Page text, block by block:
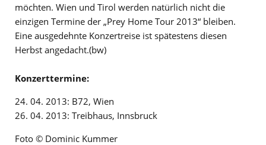
möchten. Wien und Tirol werden natürlich nicht die
einzigen Termine der „Prey Home Tour 2013“ bleiben.
Eine ausgedehnte Konzertreise ist spätestens diesen
Herbst angedacht.(bw)
Konzerttermine:
24. 04. 2013: B72, Wien
26. 04. 2013: Treibhaus, Innsbruck
Foto © Dominic Kummer